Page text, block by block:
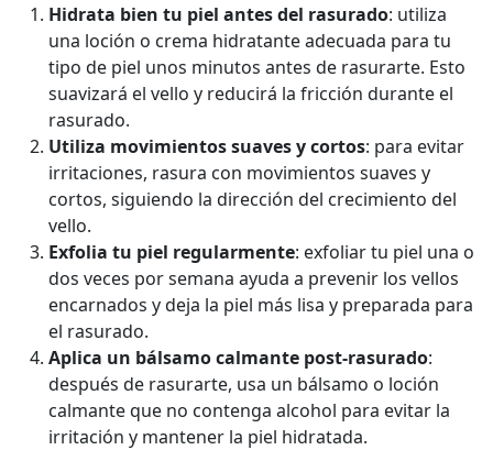
Hidrata bien tu piel antes del rasurado: utiliza
una loción o crema hidratante adecuada para tu
tipo de piel unos minutos antes de rasurarte. Esto
suavizará el vello y reducirá la fricción durante el
rasurado.
Utiliza movimientos suaves y cortos: para evitar
irritaciones, rasura con movimientos suaves y
cortos, siguiendo la dirección del crecimiento del
vello.
Exfolia tu piel regularmente: exfoliar tu piel una o
dos veces por semana ayuda a prevenir los vellos
encarnados y deja la piel más lisa y preparada para
el rasurado.
Aplica un bálsamo calmante post-rasurado:
después de rasurarte, usa un bálsamo o loción
calmante que no contenga alcohol para evitar la
irritación y mantener la piel hidratada.